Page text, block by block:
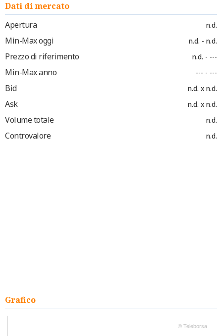
Dati di mercato
Apertura
n.d.
Min-Max oggi n.d. - n.d.
Prezzo di riferimento n.d. - ---
Min-Max anno --- - ---
Bid n.d. x n.d.
Ask n.d. x n.d.
Volume totale n.d.
Controvalore n.d.
Grafico
© Teleborsa